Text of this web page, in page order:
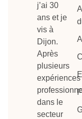
j’ai 30
ans et je
vis à
Dijon.
Après
plusieurs
expériences
dans le
secteur